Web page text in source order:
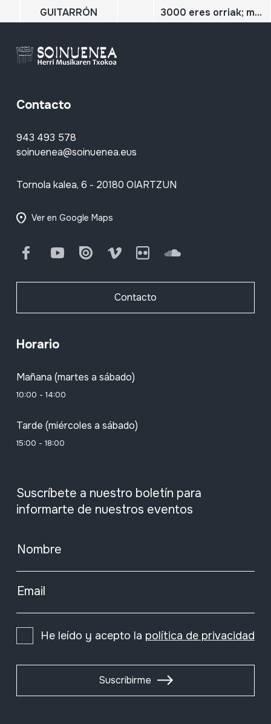
GUITARRÓN 3000 eres orriak; musika aurkibide; TXISTULARI; 108
Contacto
943 493 578
soinuenea@soinuenea.eus
Tornola kalea, 6 - 20180 OIARTZUN
Ver en Google Maps
FacebookYoutube Issuu Vimeo Flickr SoundCloud
Contacto
Horario
Mañana (martes a sábado)
10:00 - 14:00
Tarde (miércoles a sábado)
15:00 - 18:00
Suscríbete a nuestro boletín para
informarte de nuestros eventos
Nombre
Email
He leído y acepto la política de privacidad
Suscribirme